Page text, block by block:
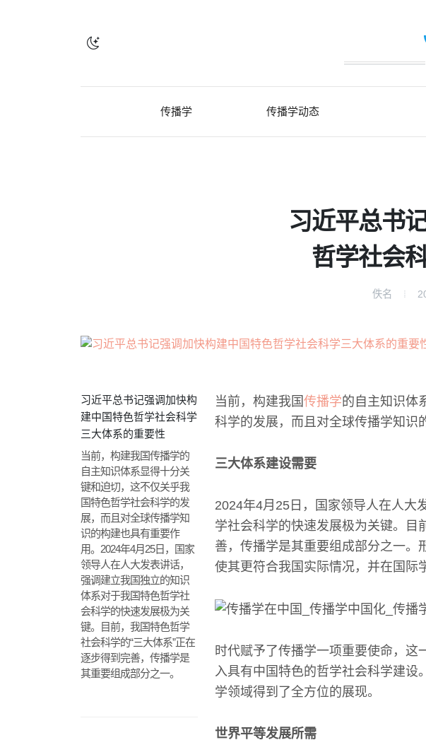
传播学 传播学动态
习近平总书
哲学社会
佚名
习近平总书记强调加快构
建中国特色哲学社会科学
三大体系的重要性
当前，构建我国传播学的
自主知识体系显得十分关
键和迫切，这不仅关乎我
国特色哲学社会科学的发
展，而且对全球传播学知
识的构建也具有重要作
用。2024年4月25日，国家
领导人在人大发表讲话，
强调建立我国独立的知识
体系对于我国特色哲学社
会科学的快速发展极为关
键。目前，我国特色哲学
社会科学的“三大体系”正在
逐步得到完善，传播学是
其重要组成部分之一。
当前，构建我国传播学的自主知识体
科学的发展，而且对全球传播学知识
三大体系建设需要
2024年4月25日，国家领导人在人大
学社会科学的快速发展极为关键。目
善，传播学是其重要组成部分之一。
使其更符合我国实际情况，并在国际
时代赋予了传播学一项重要使命，这
入具有中国特色的哲学社会科学建
学领域得到了全方位的展现。
世界平等发展所需